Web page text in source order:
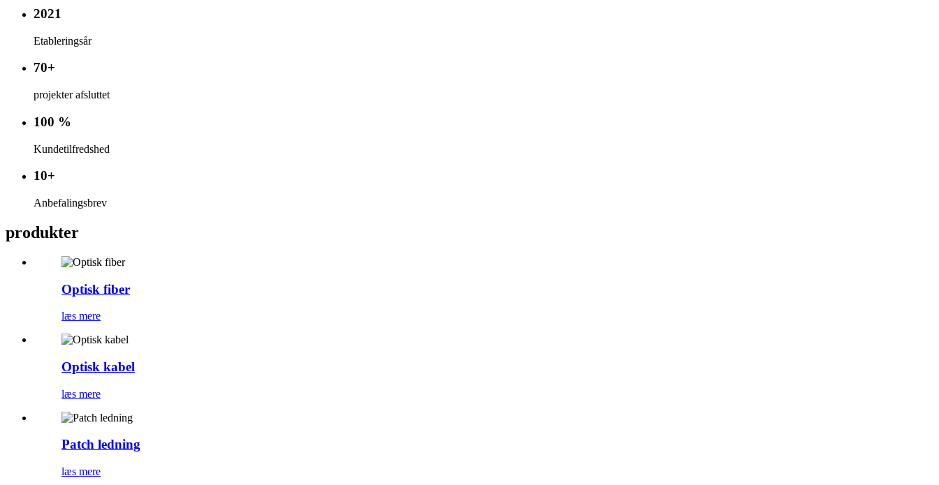
2021
Etableringsår
70+
projekter afsluttet
100 %
Kundetilfredshed
10+
Anbefalingsbrev
produkter
Optisk fiber
læs mere
Optisk kabel
læs mere
Patch ledning
læs mere